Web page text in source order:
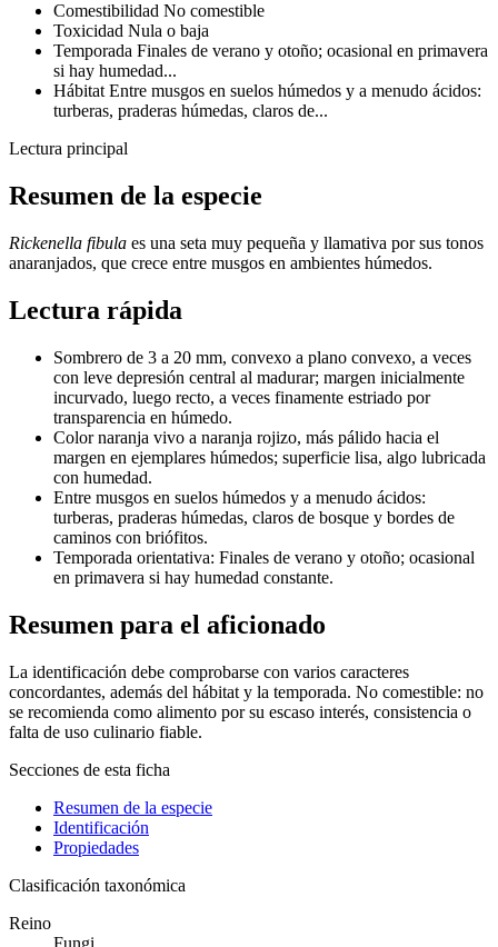
Comestibilidad No comestible
Toxicidad Nula o baja
Temporada Finales de verano y otoño; ocasional en primavera
si hay humedad...
Hábitat Entre musgos en suelos húmedos y a menudo ácidos:
turberas, praderas húmedas, claros de...
Lectura principal
Resumen de la especie
Rickenella fibula es una seta muy pequeña y llamativa por sus tonos
anaranjados, que crece entre musgos en ambientes húmedos.
Lectura rápida
Sombrero de 3 a 20 mm, convexo a plano convexo, a veces
con leve depresión central al madurar; margen inicialmente
incurvado, luego recto, a veces finamente estriado por
transparencia en húmedo.
Color naranja vivo a naranja rojizo, más pálido hacia el
margen en ejemplares húmedos; superficie lisa, algo lubricada
con humedad.
Entre musgos en suelos húmedos y a menudo ácidos:
turberas, praderas húmedas, claros de bosque y bordes de
caminos con briófitos.
Temporada orientativa: Finales de verano y otoño; ocasional
en primavera si hay humedad constante.
Resumen para el aficionado
La identificación debe comprobarse con varios caracteres
concordantes, además del hábitat y la temporada. No comestible: no
se recomienda como alimento por su escaso interés, consistencia o
falta de uso culinario fiable.
Secciones de esta ficha
Resumen de la especie
Identificación
Propiedades
Clasificación taxonómica
Reino
Fungi